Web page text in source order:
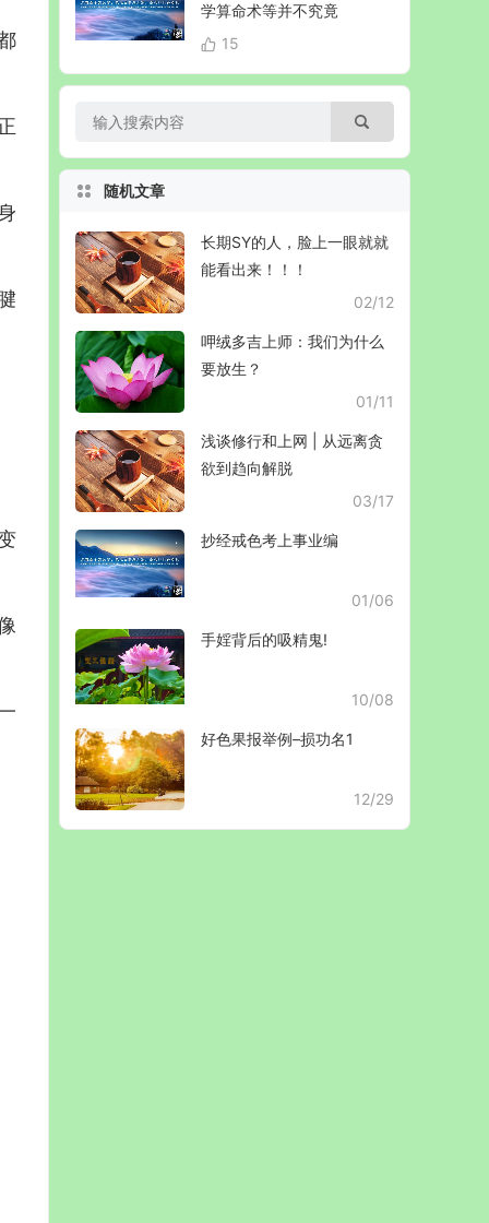
学算命术等并不究竟
15
随机文章
长期SY的人，脸上一眼就就
能看出来！！！
02/12
呷绒多吉上师：我们为什么
要放生？
01/11
浅谈修行和上网 | 从远离贪
欲到趋向解脱
03/17
抄经戒色考上事业编
01/06
手婬背后的吸精鬼!
10/08
好色果报举例–损功名1
12/29